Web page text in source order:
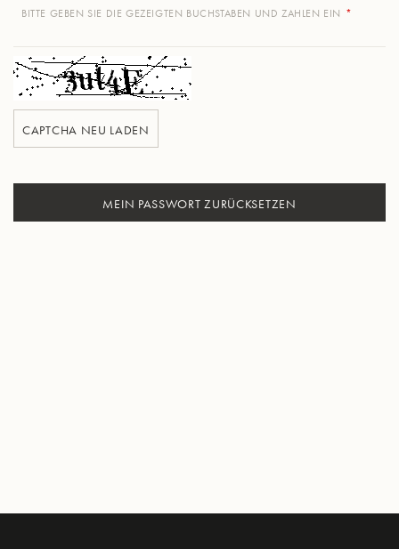
BITTE GEBEN SIE DIE GEZEIGTEN BUCHSTABEN UND ZAHLEN EIN
CAPTCHA NEU LADEN
MEIN PASSWORT ZURÜCKSETZEN